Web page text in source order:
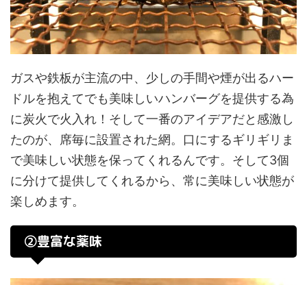
ガスや鉄板が主流の中、少しの手間や煙が出るハー
ドルを抱えてでも美味しいハンバーグを提供する為
に炭火で火入れ！そして一番のアイデアだと感激し
たのが、席毎に設置された網。口にするギリギリま
で美味しい状態を保ってくれるんです。そして3個
に分けて提供してくれるから、常に美味しい状態が
楽しめます。
②豊富な薬味